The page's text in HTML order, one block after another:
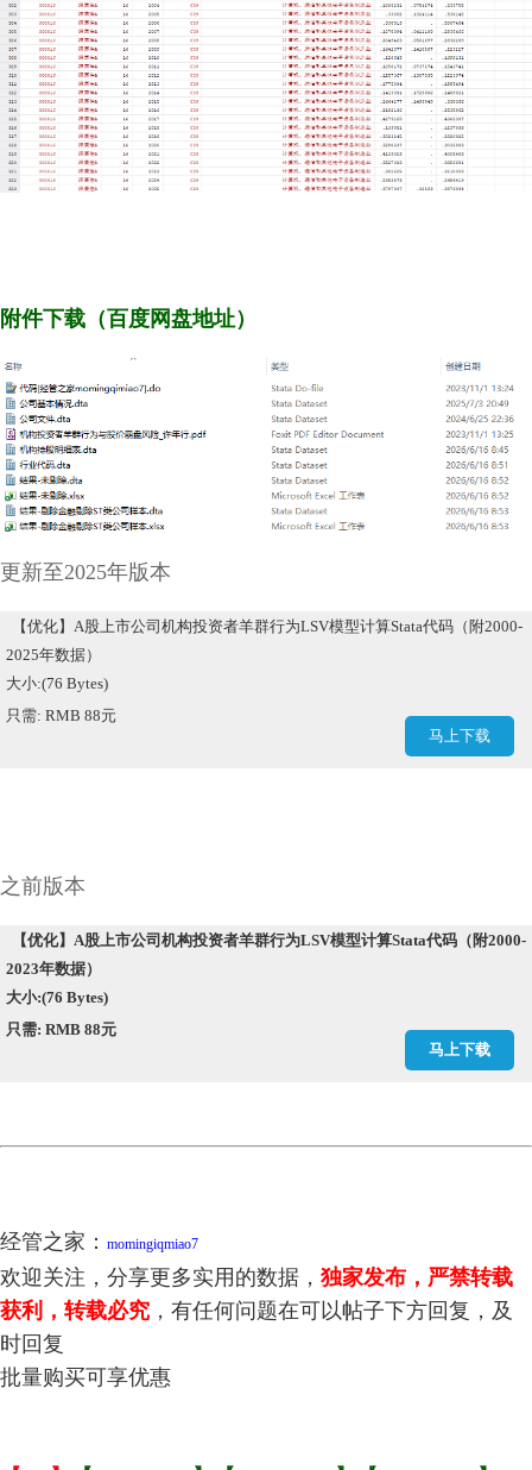
附件下载（百度网盘地址）
更新至2025年版本
【优化】A股上市公司机构投资者羊群行为LSV模型计算Stata代码（附2000-
2025年数据）
大小:(76 Bytes)
只需: RMB 88元
马上下载
之前版本
【优化】A股上市公司机构投资者羊群行为LSV模型计算Stata代码（附2000-
2023年数据）
大小:(76 Bytes)
只需: RMB 88元
马上下载
经管之家： momingiqmiao7
欢迎关注，分享更多实用的数据， 独家发布，严禁转载
获利，转载必究 ，有任何问题在可以帖子下方回复，及
时回复
批量购买可享优惠